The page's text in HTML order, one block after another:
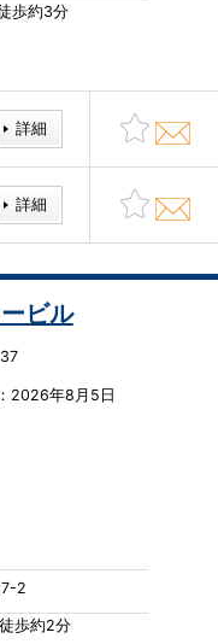
歩約3分
詳細
詳細
ビル
2026年8月5日
2
歩約2分